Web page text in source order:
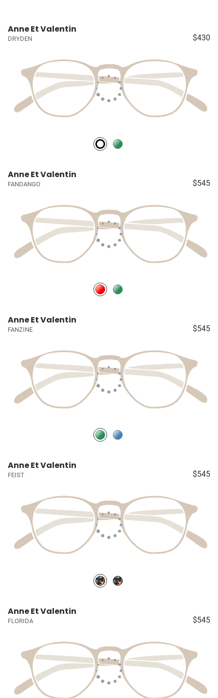
Anne Et Valentin
DRYDEN $430
Anne Et Valentin
FANDANGO $545
Anne Et Valentin
FANZINE $545
Anne Et Valentin
FEIST $545
Anne Et Valentin
FLORIDA $545